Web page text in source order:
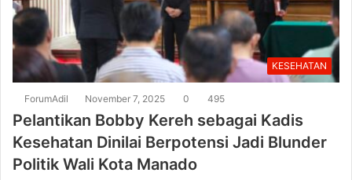
KESEHATAN
ForumAdil November 7, 2025 0 495
Pelantikan Bobby Kereh sebagai Kadis
Kesehatan Dinilai Berpotensi Jadi Blunder
Politik Wali Kota Manado